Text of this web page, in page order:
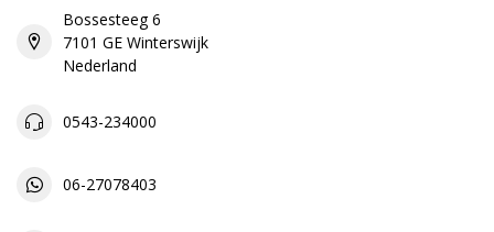
Bossesteeg 6
7101 GE Winterswijk
Nederland
0543-234000
06-27078403